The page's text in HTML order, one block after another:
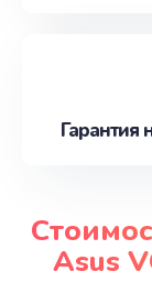
Гарантия
Asus